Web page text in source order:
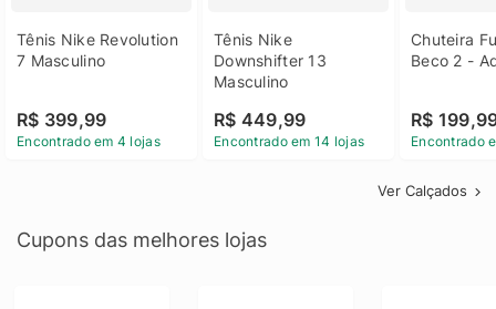
Tênis Nike Revolution
7 Masculino
R$ 399,99
Encontrado em 4 lojas
Tênis Nike
Downshifter 13
Masculino
R$ 449,99
Encontrado em 14 lojas
Chuteira
Beco 2 -
R$
Encontrado
Ver Calçados
Cupons das melhores lojas